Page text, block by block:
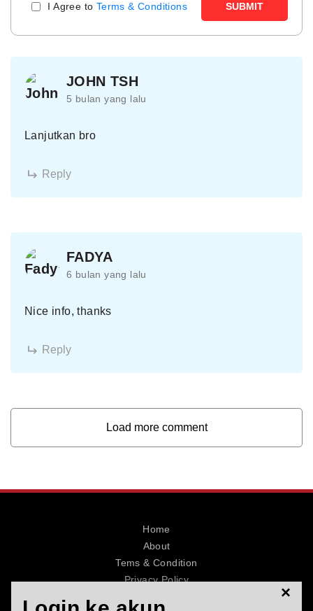
I Agree to Terms & Conditions SUBMIT
JOHN TSH
5 bulan yang lalu
Lanjutkan bro
Reply
FADYA
6 bulan yang lalu
Nice info, thanks
Reply
Load more comment
Home
About
Tems & Condition
Privacy Policy
×